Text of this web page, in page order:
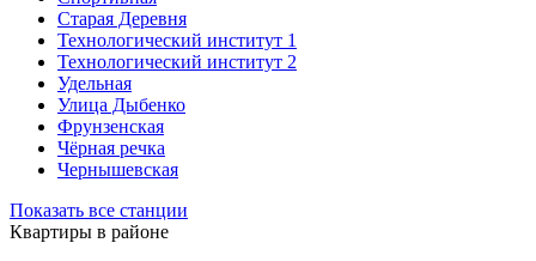
Старая Деревня
Технологический институт 1
Технологический институт 2
Удельная
Улица Дыбенко
Фрунзенская
Чёрная речка
Чернышевская
Показать все станции
Квартиры в районе